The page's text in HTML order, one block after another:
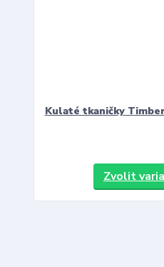
Kulaté tkaničky
Zvolit